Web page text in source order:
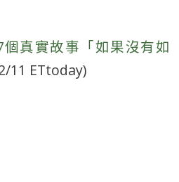
真實故事「如果沒有如
11 ETtoday)